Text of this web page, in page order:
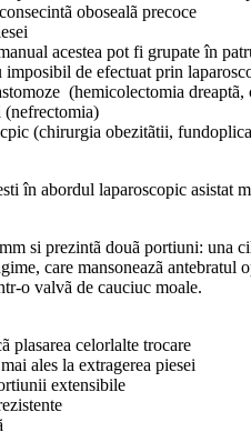
obosealã precoce
acestea pot fi grupate în
de efectuat prin
(hemicolectomia dreaptã,
(nefrectomia)
(chirurgia obezitãtii,
în abordul laparoscopic asistat
si prezintã douã portiuni: una
care mansoneazã antebratul
o valvã de cauciuc moale.
plasarea celorlalte trocare
ales la extragerea piesei
extensibile